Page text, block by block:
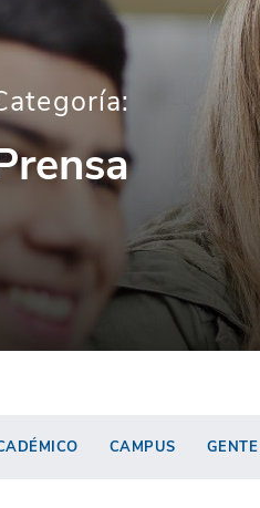
CAMPUS GENTE